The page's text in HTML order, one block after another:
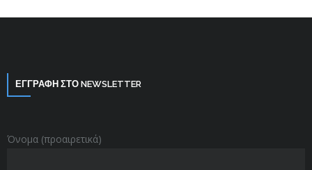
ΕΓΓΡΑΦΗ ΣΤΟ NEWSLETTER
Όνομα (προαιρετικά)